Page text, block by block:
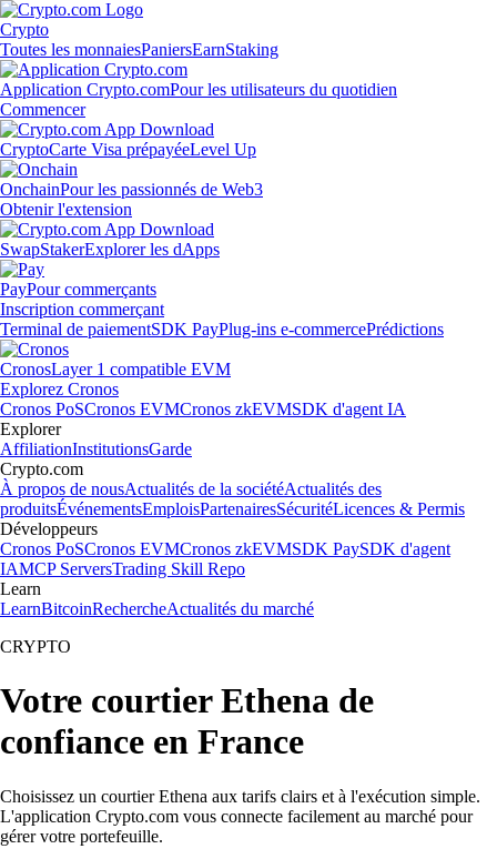
Crypto
Toutes les monnaiesPaniersEarnStaking
Application Crypto.comPour les utilisateurs du quotidien
Commencer
CryptoCarte Visa prépayéeLevel Up
OnchainPour les passionnés de Web3
Obtenir l'extension
SwapStakerExplorer les dApps
PayPour commerçants
Inscription commerçant
Terminal de paiementSDK PayPlug-ins e-commercePrédictions
CronosLayer 1 compatible EVM
Explorez Cronos
Cronos PoSCronos EVMCronos zkEVMSDK d'agent IA
Explorer
AffiliationInstitutionsGarde
Crypto.com
À propos de nousActualités de la sociétéActualités des
produitsÉvénementsEmploisPartenairesSécuritéLicences & Permis
Développeurs
Cronos PoSCronos EVMCronos zkEVMSDK PaySDK d'agent
IAMCP ServersTrading Skill Repo
Learn
LearnBitcoinRechercheActualités du marché
CRYPTO
Votre courtier Ethena de
confiance en France
Choisissez un courtier Ethena aux tarifs clairs et à l'exécution simple.
L'application Crypto.com vous connecte facilement au marché pour
gérer votre portefeuille.